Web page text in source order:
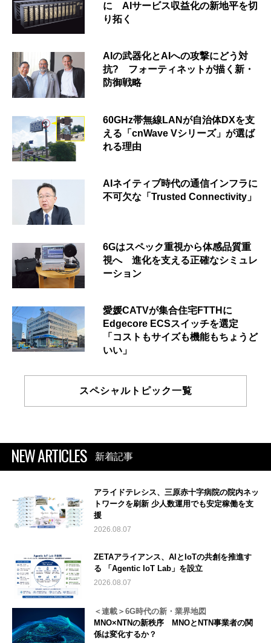
に AIサービス収益化の新地平を切
り拓く
AIの武器化とAIへの攻撃にどう対
抗? フォーティネットが描く新・
防御戦略
60GHz帯無線LANが自治体DXを支
える「cnWave Vシリーズ」が選ば
れる理由
AIネイティブ時代の通信インフラに
不可欠な「Trusted Connectivity」
6Gはスペック重視から体感品質重
視へ 進化を支える正確なシミュレ
ーション
愛媛CATVが集合住宅FTTHに
Edgecore ECSスイッチを選定
「コストもサイズも機能もちょうど
いい」
スペシャルトピック一覧
NEW ARTICLES 新着記事
アライドテレシス、三原赤十字病院の院内ネッ
トワークを刷新 少人数運用でも安定稼働を支
援
2026.08.07
ZETAアライアンス、AIとIoTの共創を推進す
る 「Agentic IoT Lab」を設立
2026.08.07
＜連載＞6G時代の新・業界地図
MNO×NTNの新秩序 MNOとNTN事業者の関
係は変化するか？